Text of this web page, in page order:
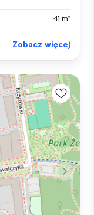
41 m²
Zobacz więcej